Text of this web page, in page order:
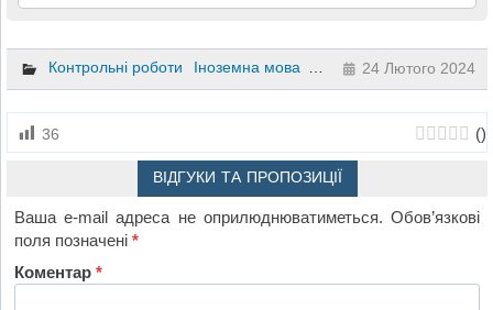
Контрольні роботи Іноземна мова 6 клас 24 Лютого 2024
36 ()
ВІДГУКИ ТА ПРОПОЗИЦІЇ
Ваша e-mail адреса не оприлюднюватиметься. Обов’язкові
поля позначені*
Коментар*